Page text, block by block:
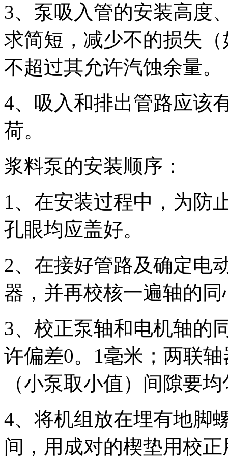
3、泵吸入管的安装高度
求简短，减少不的损失
不超过其允许汽蚀余量。
4、吸入和排出管路应该
荷。
浆料泵的安装顺序：
1、在安装过程中，为防
孔眼均应盖好。
2、在接好管路及确定电
器，并再校核一遍轴的同
3、校正泵轴和电机轴的
许偏差0。1毫米；两联
（小泵取小值）间隙要
4、将机组放在埋有地脚
间，用成对的楔垫用校正